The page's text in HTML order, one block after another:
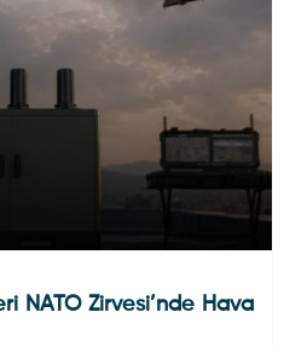
NATO Zirvesi’nde Hava